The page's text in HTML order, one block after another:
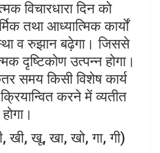
विचारधारा दिन को
तथा आध्यात्मिक कार्यों
व रुझान बढ़ेगा। जिससे
दृष्टिकोण उत्पन्न होगा।
समय किसी विशेष कार्य
करने में व्यतीत
खी, खू, खा, खो, गा, गी)